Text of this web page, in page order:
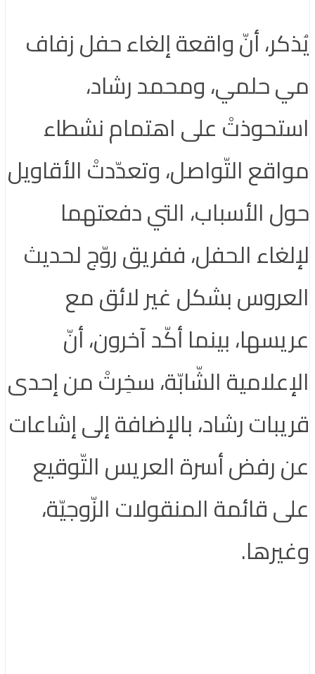
يُذكر، أنّ واقعة إلغاء حفل زفاف
مي حلمي، ومحمد رشاد،
استحوذتْ على اهتمام نشطاء
مواقع التّواصل، وتعدّدتْ الأقاويل
حول الأسباب، التي دفعتهما
لإلغاء الحفل، ففريق روّج لحديث
العروس بشكل غير لائق مع
عريسها، بينما أكّد آخرون، أنّ
الإعلامية الشّابّة، سخِرتْ من إحدى
قريبات رشاد، بالإضافة إلى إشاعات
عن رفض أسرة العريس التّوقيع
على قائمة المنقولات الزّوجيّة،
وغيرها.